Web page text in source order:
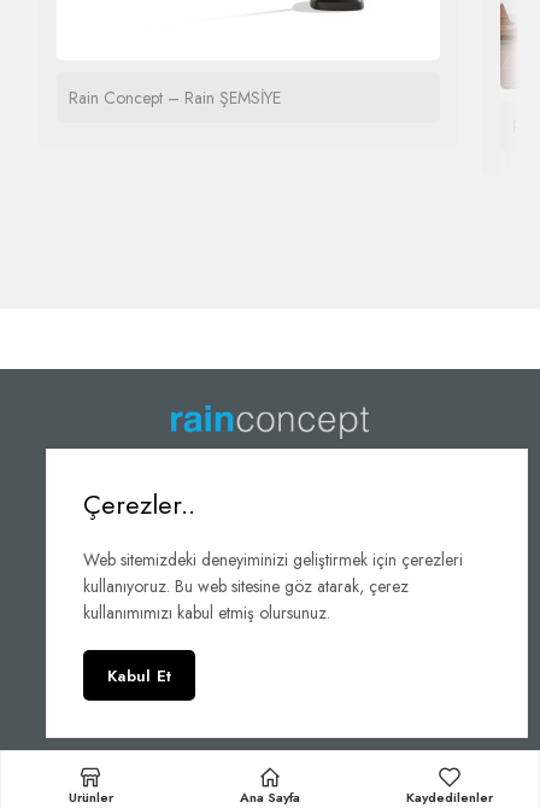
Rain Concept – Rain ŞEMSİYE
+90 (224) 503 87 79
© 2023 - Rain Concept LTD.ŞTİ.
Ürünler Ana Sayfa Kaydedilenler
Çerezler..
Web sitemizdeki deneyiminizi geliştirmek için çerezleri
kullanıyoruz. Bu web sitesine göz atarak, çerez
kullanımımızı kabul etmiş olursunuz.
Kabul Et